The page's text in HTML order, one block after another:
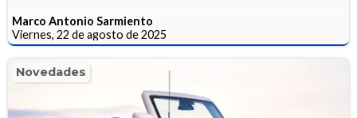
Marco Antonio Sarmiento
Viernes, 22 de agosto de 2025
Novedades